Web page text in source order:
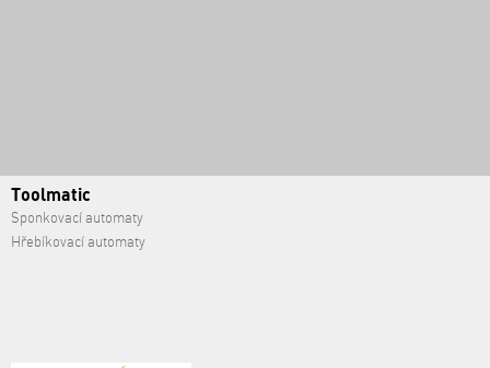
Toolmatic
Sponkovací automaty
Hřebíkovací automaty